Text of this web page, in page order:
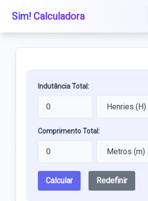
Sim! Calculadora
Indutância Total:
Comprimento Total:
Calcular Redefinir